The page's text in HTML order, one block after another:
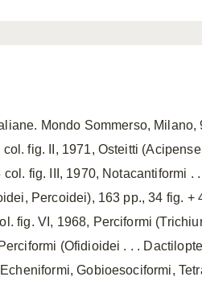
Mondo Sommerso, Milano,
fig. II, 1971, Osteitti
fig. III, 1970, Notacantiformi .
Percoidei), 163 pp., 34 fig. +
fig. VI, 1968, Perciformi
(Ofidioidei . . .
Gobioesociformi,